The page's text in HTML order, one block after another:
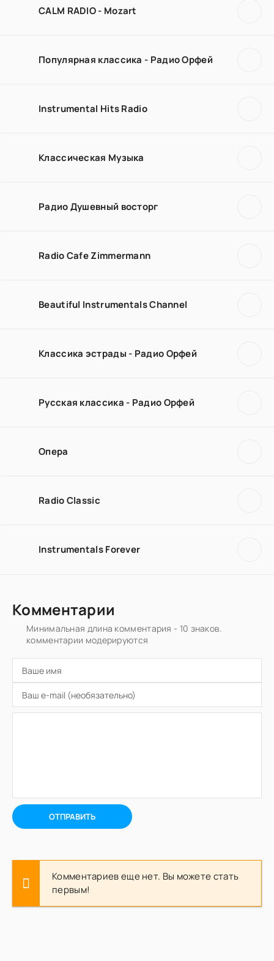
CALM RADIO - Mozart
Популярная классика - Радио Орфей
Instrumental Hits Radio
Классическая Музыка
Радио Душевный восторг
Radio Cafe Zimmermann
Beautiful Instrumentals Channel
Классика эстрады - Радио Орфей
Русская классика - Радио Орфей
Опера
Radio Classic
Instrumentals Forever
Комментарии
Минимальная длина комментария - 10 знаков.
комментарии модерируются
ОТПРАВИТЬ
Комментариев еще нет. Вы можете стать
первым!